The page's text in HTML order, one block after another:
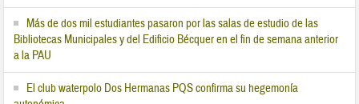
Más de dos mil estudiantes pasaron por las salas de estudio de las
Bibliotecas Municipales y del Edificio Bécquer en el fin de semana anterior
a la PAU
El club waterpolo Dos Hermanas PQS confirma su hegemonía